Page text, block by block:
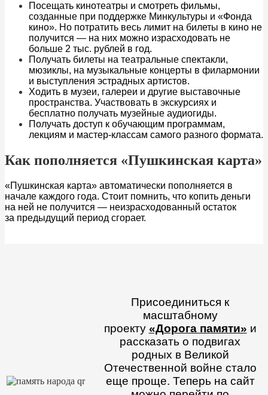
Посещать кинотеатры и смотреть фильмы,
созданные при поддержке Минкультуры и «Фонда
кино». Но потратить весь лимит на билеты в кино не
получится — на них можно израсходовать не
больше 2 тыс. рублей в год.
Получать билеты на театральные спектакли,
мюзиклы, на музыкальные концерты в филармонии
и выступления эстрадных артистов.
Ходить в музеи, галереи и другие выставочные
пространства. Участвовать в экскурсиях и
бесплатно получать музейные аудиогиды.
Получать доступ к обучающим программам,
лекциям и мастер-классам самого разного формата.
Как пополняется «Пушкинская карта»
«Пушкинская карта» автоматически пополняется в
начале каждого года. Стоит помнить, что копить деньги
на ней не получится — неизрасходованный остаток
за предыдущий период сгорает.
Присоединиться к
масштабному
проекту «Дорога памяти» и
рассказать о подвигах
родных в Великой
Отечественной войне стало
еще проще. Теперь на сайт